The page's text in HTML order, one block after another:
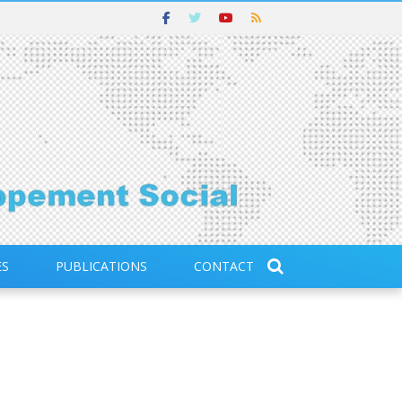
PUBLICATIONS CONTACT